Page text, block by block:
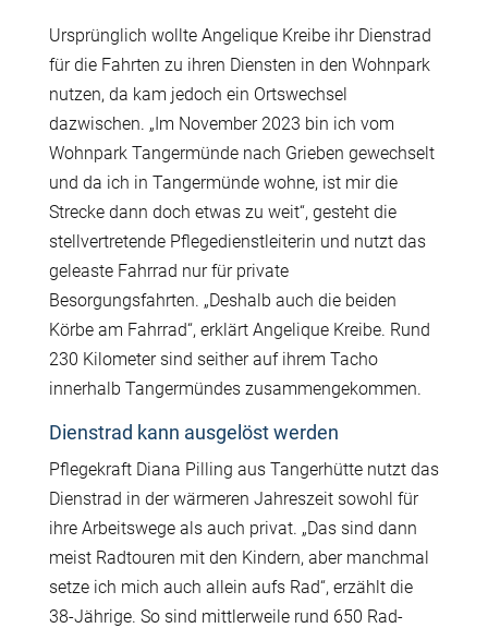
Ursprünglich wollte Angelique Kreibe ihr Dienstrad
für die Fahrten zu ihren Diensten in den Wohnpark
nutzen, da kam jedoch ein Ortswechsel
dazwischen. „Im November 2023 bin ich vom
Wohnpark Tangermünde nach Grieben gewechselt
und da ich in Tangermünde wohne, ist mir die
Strecke dann doch etwas zu weit“, gesteht die
stellvertretende Pflegedienstleiterin und nutzt das
geleaste Fahrrad nur für private
Besorgungsfahrten. „Deshalb auch die beiden
Körbe am Fahrrad“, erklärt Angelique Kreibe. Rund
230 Kilometer sind seither auf ihrem Tacho
innerhalb Tangermündes zusammengekommen.
Dienstrad kann ausgelöst werden
Pflegekraft Diana Pilling aus Tangerhütte nutzt das
Dienstrad in der wärmeren Jahreszeit sowohl für
ihre Arbeitswege als auch privat. „Das sind dann
meist Radtouren mit den Kindern, aber manchmal
setze ich mich auch allein aufs Rad“, erzählt die
38-Jährige. So sind mittlerweile rund 650 Rad-